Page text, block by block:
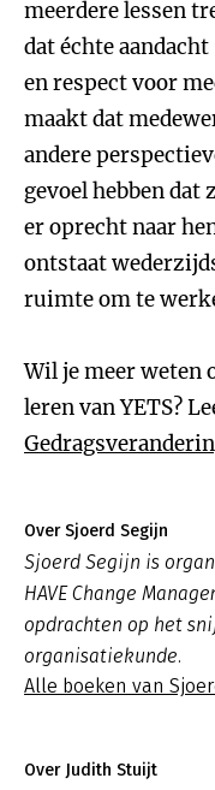
meerdere lessen
dat échte
en respect voor
maakt dat
andere
gevoel hebben dat
er oprecht naar
ontstaat
ruimte om te
Wil je meer weten
leren van YETS?
Over Sjoerd Segijn
Sjoerd Segijn is
HAVE Change
opdrachten op het
organisatiekunde.
Alle boeken van
Over Judith Stuijt